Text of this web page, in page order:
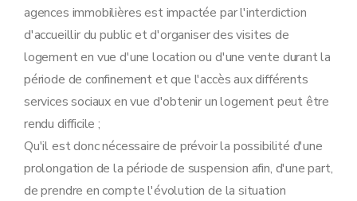
agences immobilières est impactée par l'interdiction
d'accueillir du public et d'organiser des visites de
logement en vue d'une location ou d'une vente durant la
période de confinement et que l'accès aux différents
services sociaux en vue d'obtenir un logement peut être
rendu difficile ;
Qu'il est donc nécessaire de prévoir la possibilité d'une
prolongation de la période de suspension afin, d'une part,
de prendre en compte l'évolution de la situation